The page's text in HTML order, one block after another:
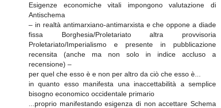
Esigenze economiche vitali impongono valutazione di
Antischema
– in realtà antimarxiano-antimarxista e che oppone a diade
fissa Borghesia/Proletariato altra provvisoria
Proletariato/Imperialismo e presente in pubblicazione
recensita (anche ma non solo in indice accluso a
recensione) –
per quel che esso è e non per altro da ciò che esso è...
in quanto esso manifesta una inaccettabilità a semplice
bisogno economico occidentale primario
...proprio manifestando esigenza di non accettare Schema